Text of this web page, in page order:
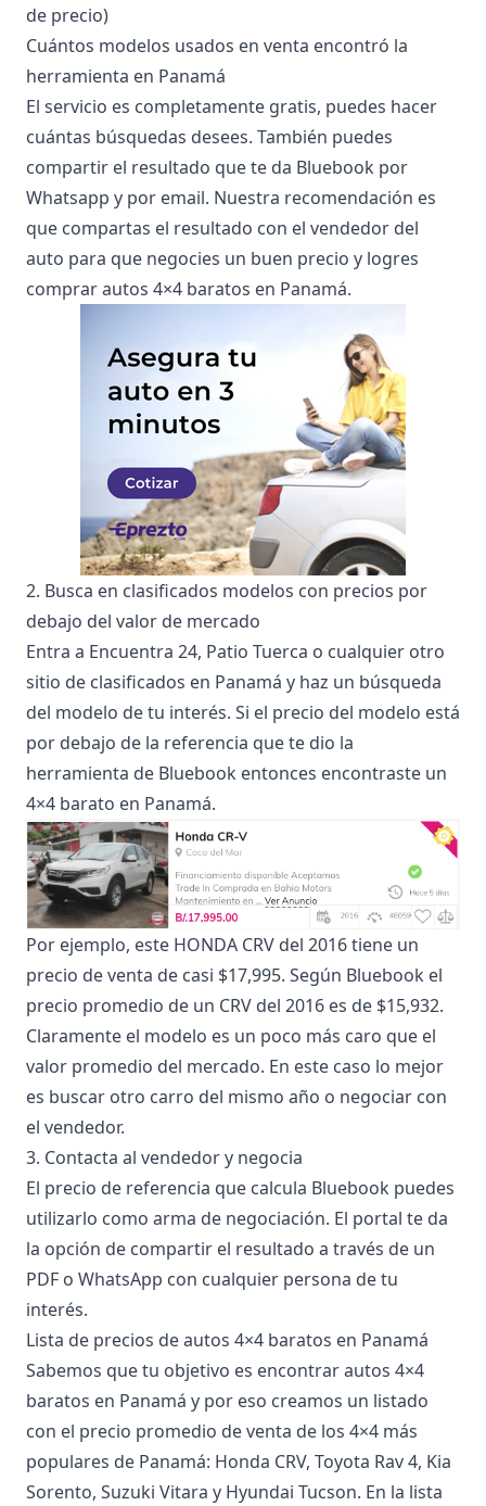
de precio)
Cuántos modelos usados en venta encontró la
herramienta en Panamá
El servicio es completamente gratis, puedes hacer
cuántas búsquedas desees. También puedes
compartir el resultado que te da Bluebook por
Whatsapp y por email. Nuestra recomendación es
que compartas el resultado con el vendedor del
auto para que negocies un buen precio y logres
comprar autos 4×4 baratos en Panamá.
2. Busca en clasificados modelos con precios por
debajo del valor de mercado
Entra a Encuentra 24, Patio Tuerca o cualquier otro
sitio de clasificados en Panamá y haz un búsqueda
del modelo de tu interés. Si el precio del modelo está
por debajo de la referencia que te dio la
herramienta de Bluebook entonces encontraste un
4×4 barato en Panamá.
Por ejemplo, este HONDA CRV del 2016 tiene un
precio de venta de casi $17,995. Según Bluebook el
precio promedio de un CRV del 2016 es de $15,932.
Claramente el modelo es un poco más caro que el
valor promedio del mercado. En este caso lo mejor
es buscar otro carro del mismo año o negociar con
el vendedor.
3. Contacta al vendedor y negocia
El precio de referencia que calcula Bluebook puedes
utilizarlo como arma de negociación. El portal te da
la opción de compartir el resultado a través de un
PDF o WhatsApp con cualquier persona de tu
interés.
Lista de precios de autos 4×4 baratos en Panamá
Sabemos que tu objetivo es encontrar autos 4×4
baratos en Panamá y por eso creamos un listado
con el precio promedio de venta de los 4×4 más
populares de Panamá: Honda CRV, Toyota Rav 4, Kia
Sorento, Suzuki Vitara y Hyundai Tucson. En la lista